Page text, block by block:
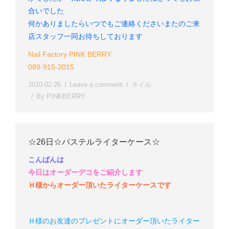
合いでした
何かありましたらいつでもご連絡くださいまたのご来
店スタッフ一同お待ちしております
Nail Factory PINK BERRY
089-915-2015
2010-02-26 Leave a comment
ネイル
By PINKBERRY
☆26日☆パステルライターケース☆
こんばんは
今日はオーダーデコをご紹介します
Ｈ様からオーダー頂いたライターケースです
Ｈ様のお友達のプレゼントにオーダー頂いたライター